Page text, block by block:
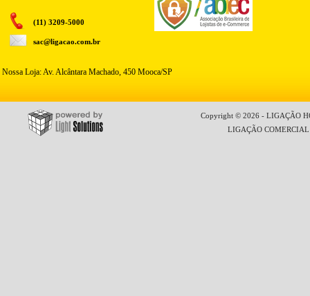
(11) 3209-5000
sac@ligacao.com.br
Nossa Loja: Av. Alcântara Machado, 450 Mooca/SP
Copyright © 2026 - LIGAÇÃO
LIGAÇÃO